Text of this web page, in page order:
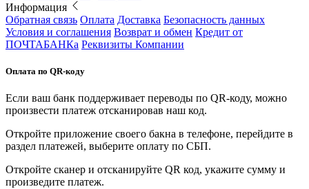
Информация
Обратная связь Оплата Доставка Безопасность данных
Условия и соглашения Возврат и обмен Кредит от
ПОЧТАБАНКа Реквизиты Компании
Оплата по QR-коду
Если ваш банк поддерживает переводы по QR-коду, можно
произвести платеж отсканировав наш код.
Откройте приложение своего бакна в телефоне, перейдите в
раздел платежей, выберите оплату по СБП.
Откройте сканер и отсканируйте QR код, укажите сумму и
произведите платеж.